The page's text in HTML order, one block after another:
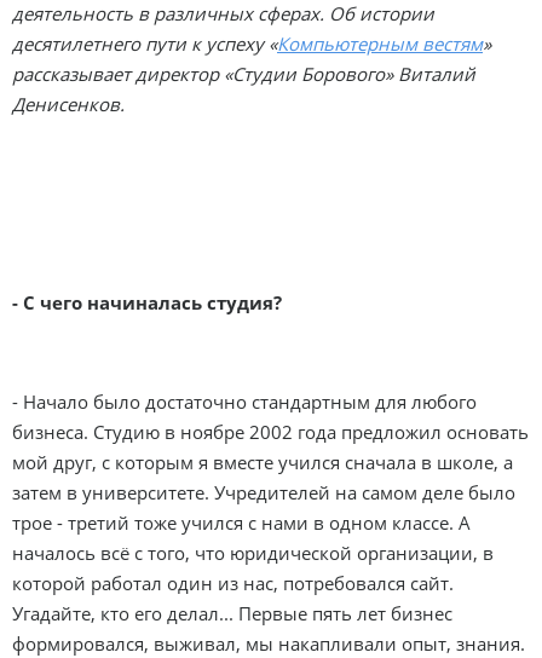
деятельность в различных сферах. Об истории
десятилетнего пути к успеху «Компьютерным вестям»
рассказывает директор «Студии Борового» Виталий
Денисенков.
- С чего начиналась студия?
- Начало было достаточно стандартным для любого
бизнеса. Студию в ноябре 2002 года предложил основать
мой друг, с которым я вместе учился сначала в школе, а
затем в университете. Учредителей на самом деле было
трое - третий тоже учился с нами в одном классе. А
началось всё с того, что юридической организации, в
которой работал один из нас, потребовался сайт.
Угадайте, кто его делал... Первые пять лет бизнес
формировался, выживал, мы накапливали опыт, знания.